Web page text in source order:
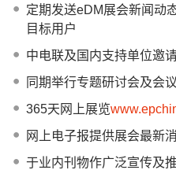
定期发送eDM展会新闻动
目标用户
中电联及国内支持单位邀
同期举行专题研讨会及会
365天网上展览
网上电子报提供展会最新
于业内刊物作广泛宣传及